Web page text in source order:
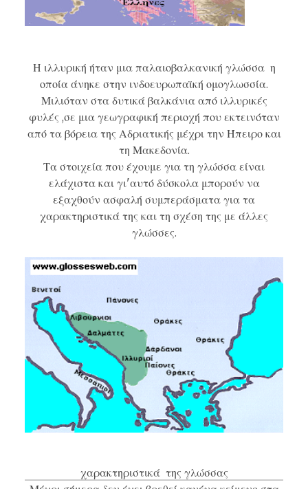
Η ιλλυρική ήταν μια παλαιοβαλκανική γλώσσα η
οποία άνηκε στην ινδοευρωπαϊκή ομογλωσσία.
Μιλιόταν στα δυτικά βαλκάνια από ιλλυρικές
φυλές ,σε μια γεωγραφική περιοχή που εκτεινόταν
από τα βόρεια της Αδριατικής μέχρι την Ήπειρο και
τη Μακεδονία.
Τα στοιχεία που έχουμε για τη γλώσσα είναι
ελάχιστα και γι'αυτό δύσκολα μπορούν να
εξαχθούν ασφαλή συμπεράσματα για τα
χαρακτηριστικά της και τη σχέση της με άλλες
γλώσσες.
χαρακτηριστικά της γλώσσας